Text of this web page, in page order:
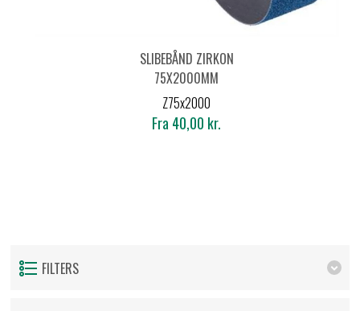
SLIBEBÅND ZIRKON
75X2000MM
Z75x2000
Fra 40,00 kr.
FILTERS